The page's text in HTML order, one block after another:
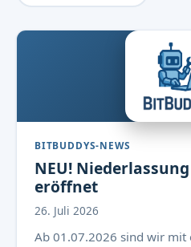
BITBUDDYS-NEWS
NEU!
eröffnet
26. Juli 2026
Ab 01.07.2026 sind wir